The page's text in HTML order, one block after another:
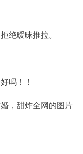
绝暧昧推拉。
吗！！